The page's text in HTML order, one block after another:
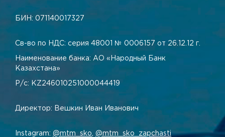
БИН: 071140017327
Св-во по НДС: серия 48001 № 0006157 от 26.12.12 г.
Наименование банка: АО «Народный Банк
Казахстана»
Р/с: KZ246010251000044419
Директор: Вешкин Иван Иванович
Instagram: @mtm_sko @mtm_sko_zapchasti